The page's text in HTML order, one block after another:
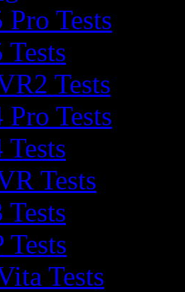
Pro Tests
Tests
Tests
Pro Tests
Tests
Tests
Tests
Tests
Tests